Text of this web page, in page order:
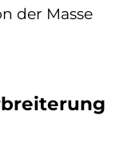
der Masse